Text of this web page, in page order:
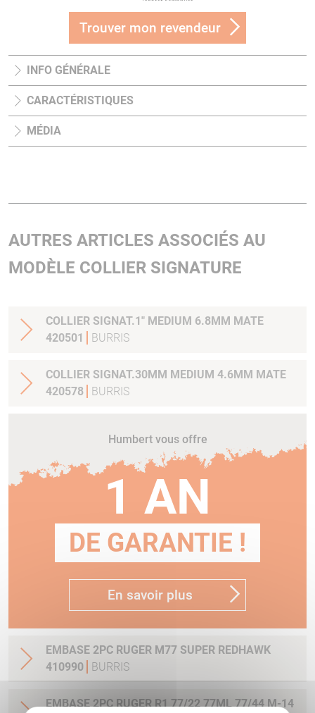
Trouver mon revendeur
INFO GÉNÉRALE
CARACTÉRISTIQUES
MÉDIA
AUTRES ARTICLES ASSOCIÉS AU
MODÈLE COLLIER SIGNATURE
COLLIER SIGNAT.1" MEDIUM 6.8MM MATE
420501
BURRIS
COLLIER SIGNAT.30MM MEDIUM 4.6MM MATE
420578
BURRIS
Humbert vous offre
1 AN
DE GARANTIE !
En savoir plus
EMBASE 2PC RUGER M77 SUPER REDHAWK
410990
BURRIS
EMBASE 2PC RUGER R1 77/22 77ML 77/44 M-14